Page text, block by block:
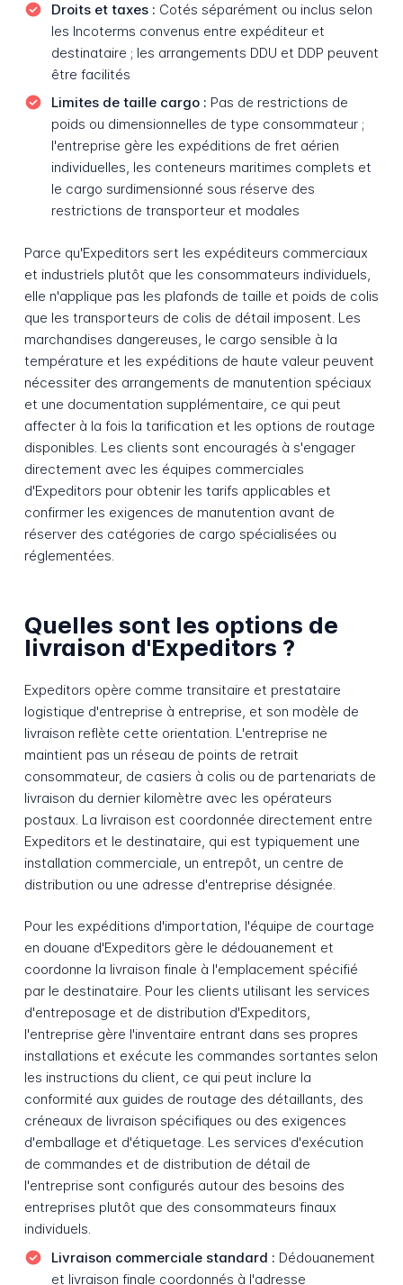
Droits et taxes : Cotés séparément ou inclus selon
les Incoterms convenus entre expéditeur et
destinataire ; les arrangements DDU et DDP peuvent
être facilités
Limites de taille cargo : Pas de restrictions de
poids ou dimensionnelles de type consommateur ;
l'entreprise gère les expéditions de fret aérien
individuelles, les conteneurs maritimes complets et
le cargo surdimensionné sous réserve des
restrictions de transporteur et modales
Parce qu'Expeditors sert les expéditeurs commerciaux
et industriels plutôt que les consommateurs individuels,
elle n'applique pas les plafonds de taille et poids de colis
que les transporteurs de colis de détail imposent. Les
marchandises dangereuses, le cargo sensible à la
température et les expéditions de haute valeur peuvent
nécessiter des arrangements de manutention spéciaux
et une documentation supplémentaire, ce qui peut
affecter à la fois la tarification et les options de routage
disponibles. Les clients sont encouragés à s'engager
directement avec les équipes commerciales
d'Expeditors pour obtenir les tarifs applicables et
confirmer les exigences de manutention avant de
réserver des catégories de cargo spécialisées ou
réglementées.
Quelles sont les options de
livraison d'Expeditors ?
Expeditors opère comme transitaire et prestataire
logistique d'entreprise à entreprise, et son modèle de
livraison reflète cette orientation. L'entreprise ne
maintient pas un réseau de points de retrait
consommateur, de casiers à colis ou de partenariats de
livraison du dernier kilomètre avec les opérateurs
postaux. La livraison est coordonnée directement entre
Expeditors et le destinataire, qui est typiquement une
installation commerciale, un entrepôt, un centre de
distribution ou une adresse d'entreprise désignée.
Pour les expéditions d'importation, l'équipe de courtage
en douane d'Expeditors gère le dédouanement et
coordonne la livraison finale à l'emplacement spécifié
par le destinataire. Pour les clients utilisant les services
d'entreposage et de distribution d'Expeditors,
l'entreprise gère l'inventaire entrant dans ses propres
installations et exécute les commandes sortantes selon
les instructions du client, ce qui peut inclure la
conformité aux guides de routage des détaillants, des
créneaux de livraison spécifiques ou des exigences
d'emballage et d'étiquetage. Les services d'exécution
de commandes et de distribution de détail de
l'entreprise sont configurés autour des besoins des
entreprises plutôt que des consommateurs finaux
individuels.
Livraison commerciale standard : Dédouanement
et livraison finale coordonnés à l'adresse